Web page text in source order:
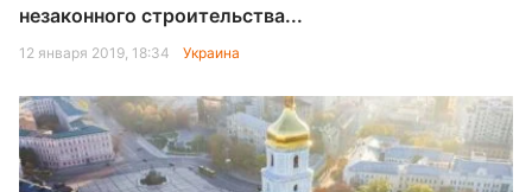
незаконного строительства...
12 января 2019, 18:34 Украина